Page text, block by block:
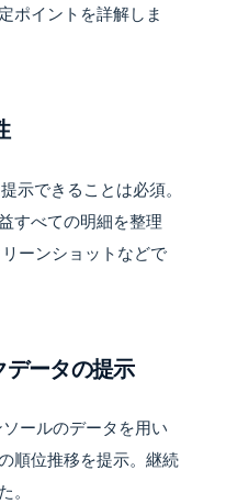
ポイントを詳解しま
示できることは必須。
すべての明細を整理
ーンショットなどで
データの提示
ールのデータを用い
順位推移を提示。継続
。